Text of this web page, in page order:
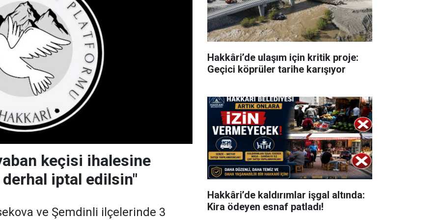
keçisi ihalesine
iptal edilsin"
ve Şemdinli ilçelerinde 3
Hakkâri’de ulaşım için kritik proje:
Geçici köprüler tarihe karışıyor
Hakkâri’de kaldırımlar işgal altında:
Kira ödeyen esnaf patladı!